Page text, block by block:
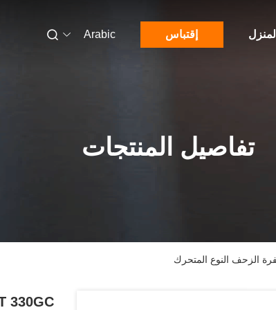
المنزل إقتباس Arabic
تفاصيل المنتجات